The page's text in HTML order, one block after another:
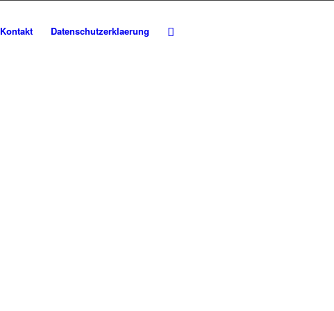
Kontakt Datenschutzerklaerung